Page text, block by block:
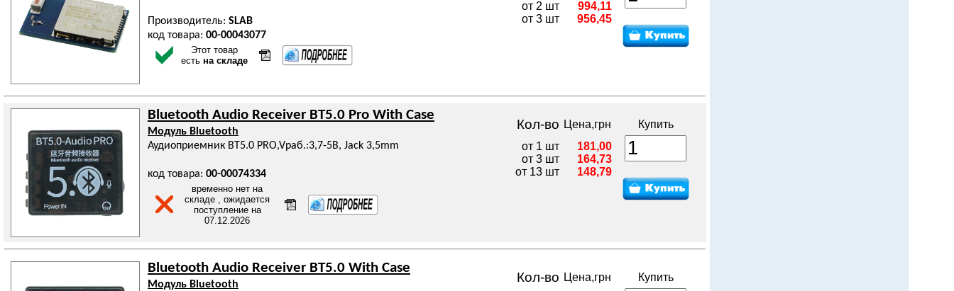
Производитель: SLAB
код товара: 00-00043077
Этот товар
есть на складе
от 2 шт
от 3 шт
994,11
956,45
Bluetooth Audio Receiver BT5.0 Pro With Case
Модуль Bluetooth
Аудиоприемник BT5.0 PRO,Vраб.:3,7-5В, Jack 3,5mm
код товара: 00-00074334
временно нет на
складе , ожидается
поступление на
07.12.2026
Кол-во Цена,грн
Купить
от 1 шт
от 3 шт
от 13 шт
181,00
164,73
148,79
Bluetooth Audio Receiver BT5.0 With Case
Модуль Bluetooth
Кол-во Цена,грн
Купить